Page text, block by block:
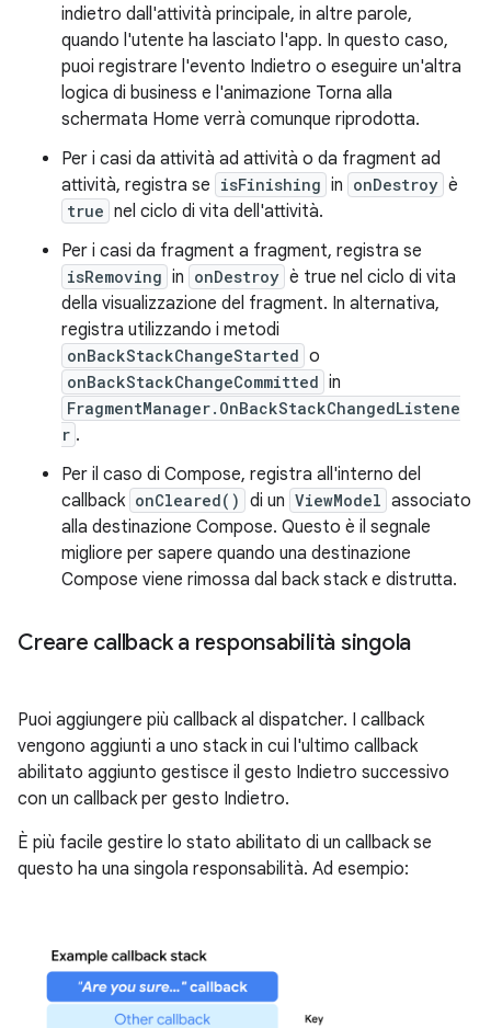
indietro dall'attività principale, in altre parole,
quando l'utente ha lasciato l'app. In questo caso,
puoi registrare l'evento Indietro o eseguire un'altra
logica di business e l'animazione Torna alla
schermata Home verrà comunque riprodotta.
Per i casi da attività ad attività o da fragment ad
attività, registra se isFinishing in onDestroy è
true nel ciclo di vita dell'attività.
Per i casi da fragment a fragment, registra se
isRemoving in onDestroy è true nel ciclo di vita
della visualizzazione del fragment. In alternativa,
registra utilizzando i metodi
onBackStackChangeStarted o
onBackStackChangeCommitted in
FragmentManager.OnBackStackChangedListene
r .
Per il caso di Compose, registra all'interno del
callback onCleared() di un ViewModel associato
alla destinazione Compose. Questo è il segnale
migliore per sapere quando una destinazione
Compose viene rimossa dal back stack e distrutta.
Creare callback a responsabilità singola
Puoi aggiungere più callback al dispatcher. I callback
vengono aggiunti a uno stack in cui l'ultimo callback
abilitato aggiunto gestisce il gesto Indietro successivo
con un callback per gesto Indietro.
È più facile gestire lo stato abilitato di un callback se
questo ha una singola responsabilità. Ad esempio: